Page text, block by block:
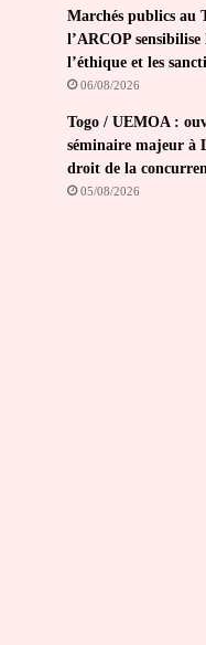
Marchés publics au
l’ARCOP sensibilise
l’éthique et les
06/08/2026
Togo / UEMOA :
séminaire majeur à
droit de la
05/08/2026